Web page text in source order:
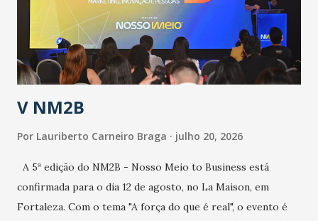
contaminação maior que outros coronavírus”, apontou o
secretário. Segundo ele, é uma epidemia com chance de
contaminação alta, podendo gerar um grande risco à
população e ao sistema de saúde. “Precisamos saber fazer a
estratificação do risco da doença, para não so...
V NM2B
Por Lauriberto Carneiro Braga julho 20, 2026
A 5ª edição do NM2B - Nosso Meio to Business está
confirmada para o dia 12 de agosto, no La Maison, em
Fortaleza. Com o tema "A força do que é real", o evento é